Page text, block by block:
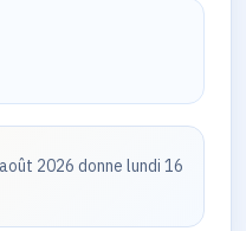
2026 donne lundi 16